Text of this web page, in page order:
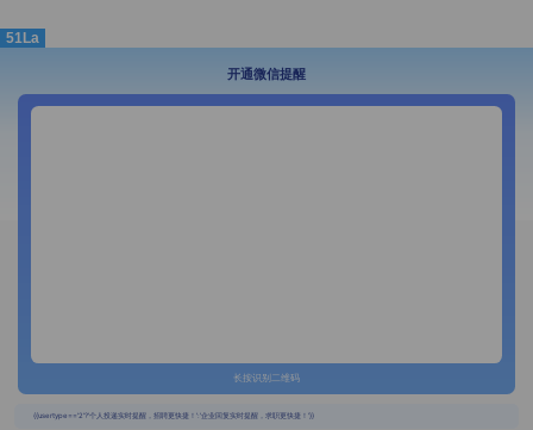
51La
开通微信提醒
长按识别二维码
{{usertype=='2'?'个人投递实时提醒，招聘更快捷！':'企业回复实时提醒，求职更快捷！'}}